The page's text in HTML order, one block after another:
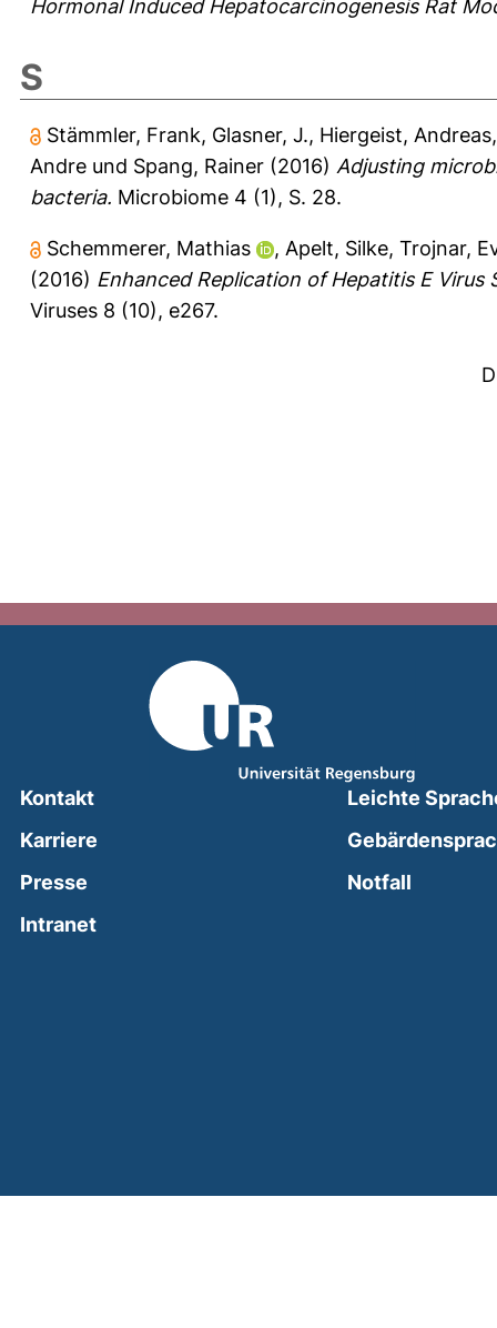
Hormonal Induced Hepatocarcinogenesis Rat
S
Stämmler, Frank, Glasner, J., Hiergeist, Andreas
Andre und Spang, Rainer (2016) Adjusting
bacteria. Microbiome 4 (1), S. 28.
Schemmerer, Mathias , Apelt, Silke, Trojnar,
(2016) Enhanced Replication of Hepatitis E
Viruses 8 (10), e267.
Kontakt
Karriere
Presse
Intranet(external link, opens in a new window)
Leichte
Notfall